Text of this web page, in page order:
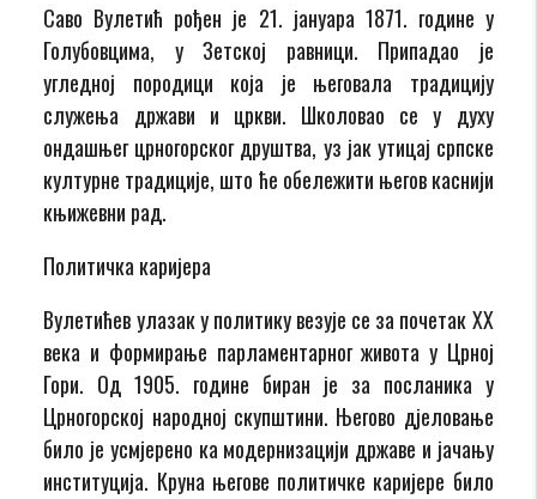
Саво Вулетић рођен је 21. јануара 1871. године у
Голубовцима, у Зетској равници. Припадао је
угледној породици која је његовала традицију
служења држави и цркви. Школовао се у духу
ондашњег црногорског друштва, уз јак утицај српске
културне традиције, што ће обележити његов каснији
књижевни рад.
Политичка каријера
Вулетићев улазак у политику везује се за почетак XX
века и формирање парламентарног живота у Црној
Гори. Од 1905. године биран је за посланика у
Црногорској народној скупштини. Његово дјеловање
било је усмјерено ка модернизацији државе и јачању
институција. Круна његове политичке каријере било